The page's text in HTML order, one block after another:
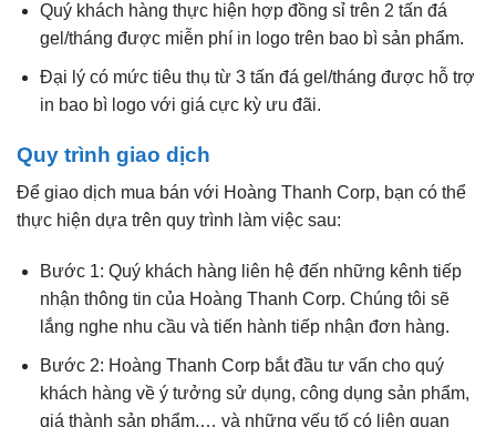
Quý khách hàng thực hiện hợp đồng sỉ trên 2 tấn đá
gel/tháng được miễn phí in logo trên bao bì sản phẩm.
Đại lý có mức tiêu thụ từ 3 tấn đá gel/tháng được hỗ trợ
in bao bì logo với giá cực kỳ ưu đãi.
Quy trình giao dịch
Để giao dịch mua bán với Hoàng Thanh Corp, bạn có thể
thực hiện dựa trên quy trình làm việc sau:
Bước 1: Quý khách hàng liên hệ đến những kênh tiếp
nhận thông tin của Hoàng Thanh Corp. Chúng tôi sẽ
lắng nghe nhu cầu và tiến hành tiếp nhận đơn hàng.
Bước 2: Hoàng Thanh Corp bắt đầu tư vấn cho quý
khách hàng về ý tưởng sử dụng, công dụng sản phẩm,
giá thành sản phẩm,… và những yếu tố có liên quan